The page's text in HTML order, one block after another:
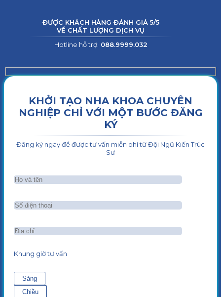
ĐƯỢC KHÁCH HÀNG ĐÁNH GIÁ 5/5
VỀ CHẤT LƯỢNG DỊCH VỤ
Hotline hỗ trợ: 088.9999.032
KHỞI TẠO NHA KHOA CHUYÊN
NGHIỆP CHỈ VỚI MỘT BƯỚC ĐĂNG
KÝ
Đăng ký ngay để được tư vấn miễn phí từ Đội Ngũ Kiến Trúc
Sư
Khung giờ tư vấn
Sáng
Chiều